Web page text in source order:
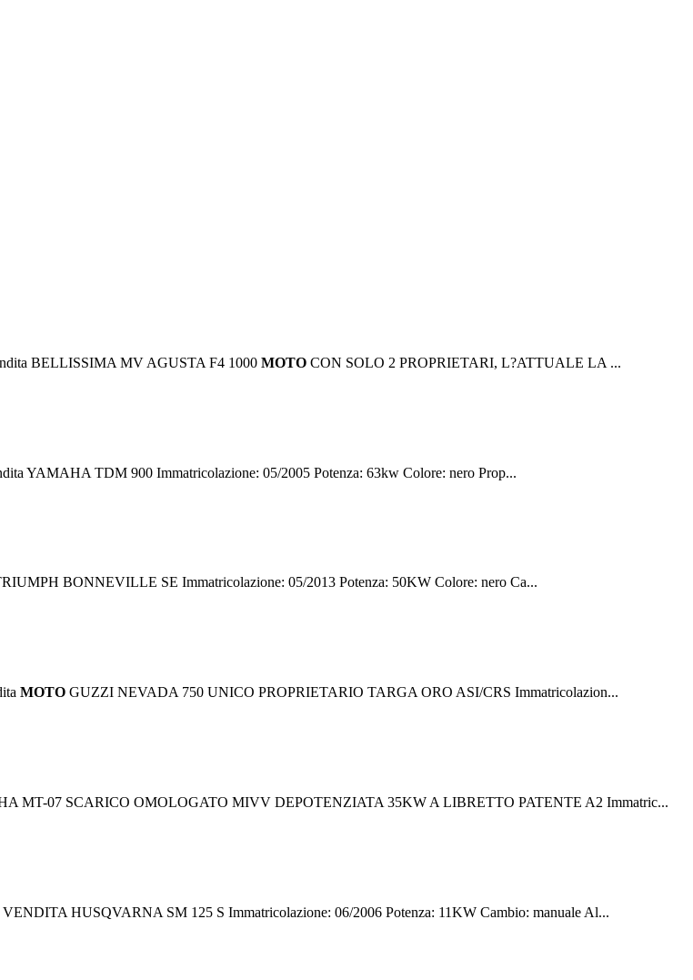
BELLISSIMA MV AGUSTA F4 1000 MOTO CON SOLO 2 PROPRIETARI, L?ATTUALE LA ...
YAMAHA TDM 900 Immatricolazione: 05/2005 Potenza: 63kw Colore: nero Prop...
BONNEVILLE SE Immatricolazione: 05/2013 Potenza: 50KW Colore: nero Ca...
MOTO GUZZI NEVADA 750 UNICO PROPRIETARIO TARGA ORO ASI/CRS Immatricolazion...
MT-07 SCARICO OMOLOGATO MIVV DEPOTENZIATA 35KW A LIBRETTO PATENTE A2 Immatric...
HUSQVARNA SM 125 S Immatricolazione: 06/2006 Potenza: 11KW Cambio: manuale Al...